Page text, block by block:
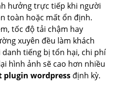
hưởng trực tiếp khi người
toàn hoặc mất ổn định.
tốc độ tải chậm hay
xuyên đều làm khách
tiếng bị tổn hại, chi phí
hình ảnh sẽ cao hơn nhiều
plugin wordpress định kỳ.